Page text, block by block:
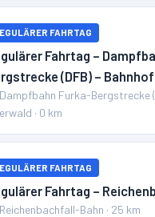
FAHRTAG
Fahrtag –
(DFB) –
Dampfbahn Furka-Bergstrecke
· 0 km
FAHRTAG
Fahrtag –
Reichenbachfall-Bahn · 25 km